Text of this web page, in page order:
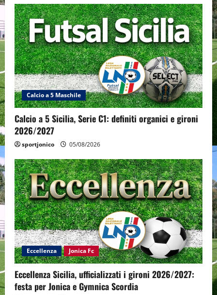
Calcio a 5 Maschile
Calcio a 5 Sicilia, Serie C1: definiti organici e gironi
2026/2027
sportjonico 05/08/2026
Eccellenza Jonica Fc
Eccellenza Sicilia, ufficializzati i gironi 2026/2027:
festa per Jonica e Gymnica Scordia